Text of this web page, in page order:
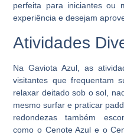
perfeita para iniciantes ou
experiência e desejam
Atividades
Na Gaviota Azul, as
visitantes que frequentam
relaxar deitado sob o sol,
mesmo surfar e praticar
redondezas também
como o Cenote Azul e o